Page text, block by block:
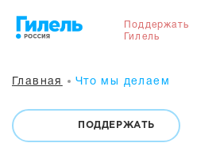
Поддержать
Гилель
Главная Что мы делаем
ПОДДЕРЖАТЬ